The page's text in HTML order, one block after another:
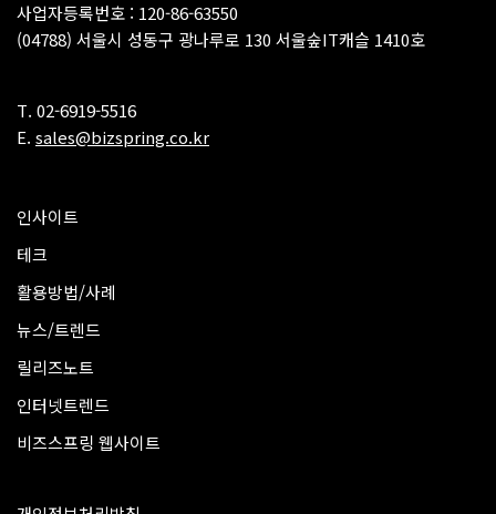
사업자등록번호 : 120-86-63550
(04788) 서울시 성동구 광나루로 130 서울숲IT캐슬 1410호
T. 02-6919-5516
E. sales@bizspring.co.kr
인사이트
테크
활용방법/사례
뉴스/트렌드
릴리즈노트
인터넷트렌드
비즈스프링 웹사이트